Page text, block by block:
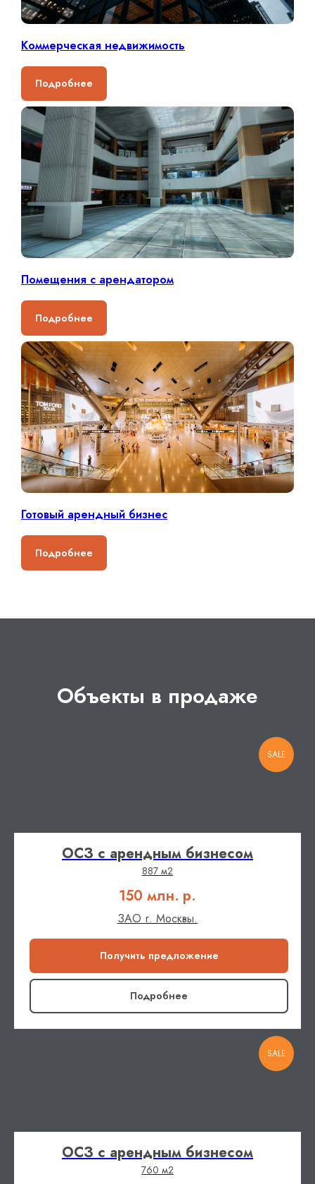
Коммерческая недвижимость
Подробнее
Помещения с арендатором
Подробнее
Готовый арендный бизнес
Подробнее
Объекты в продаже
SALE
ОСЗ с арендным бизнесом
887 м2
150 млн. р.
ЗАО г. Москвы.
Получить предложение
Подробнее
SALE
ОСЗ с арендным бизнесом
760 м2